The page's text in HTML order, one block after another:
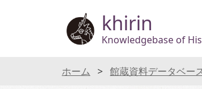
khirin
Knowledgebase of
ホーム 館蔵資料データベー